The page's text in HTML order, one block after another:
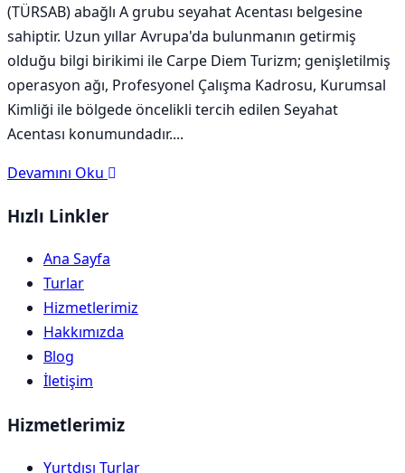
(TÜRSAB) abağlı A grubu seyahat Acentası belgesine
sahiptir. Uzun yıllar Avrupa'da bulunmanın getirmiş
olduğu bilgi birikimi ile Carpe Diem Turizm; genişletilmiş
operasyon ağı, Profesyonel Çalışma Kadrosu, Kurumsal
Kimliği ile bölgede öncelikli tercih edilen Seyahat
Acentası konumundadır....
Devamını Oku
Hızlı Linkler
Ana Sayfa
Turlar
Hizmetlerimiz
Hakkımızda
Blog
İletişim
Hizmetlerimiz
Yurtdışı Turlar